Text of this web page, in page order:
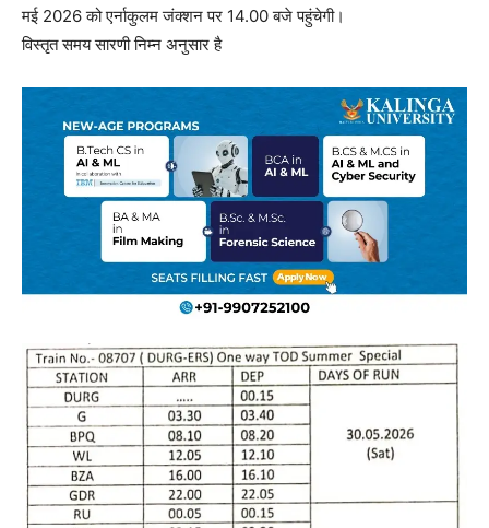
मई 2026 को एर्नाकुलम जंक्शन पर 14.00 बजे पहुंचेगी।
विस्तृत समय सारणी निम्न अनुसार है